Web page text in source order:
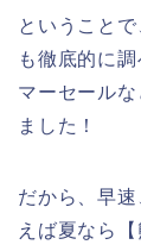
ということ
も徹底的に
マーセール
ました！
だから、早
えば夏なら